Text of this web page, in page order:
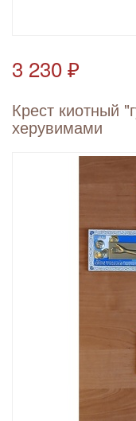
3 230 ₽
Крест киотный
херувимами